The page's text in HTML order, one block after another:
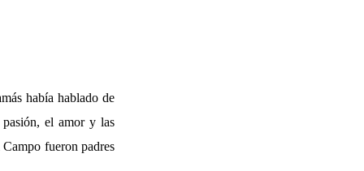
había hablado de
pasión, el amor y las
fueron padres